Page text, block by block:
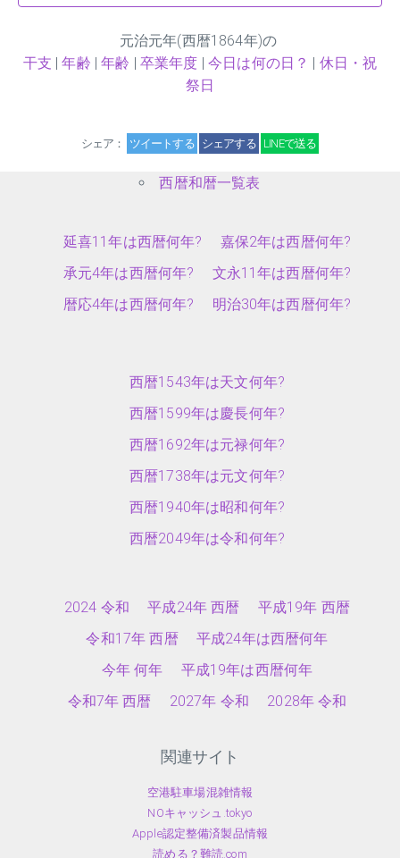
元治元年(西暦1864年)の
干支 |年齢 |年齢 |卒業年度 |今日は何の日？ | 休日・祝
祭日
シェア： ツイートする シェアする LINEで送る
西暦和暦一覧表
延喜11年は西暦何年?
嘉保2年は西暦何年?
承元4年は西暦何年?
文永11年は西暦何年?
暦応4年は西暦何年?
明治30年は西暦何年?
西暦1543年は天文何年?
西暦1599年は慶長何年?
西暦1692年は元禄何年?
西暦1738年は元文何年?
西暦1940年は昭和何年?
西暦2049年は令和何年?
2024 令和 平成24年 西暦
平成19年 西暦
令和17年 西暦
平成24年は西暦何年
今年 何年
平成19年は西暦何年
令和7年 西暦
2027年 令和 2028年 令和
関連サイト
空港駐車場混雑情報
NOキャッシュ.tokyo
Apple認定整備済製品情報
読める？難読.com